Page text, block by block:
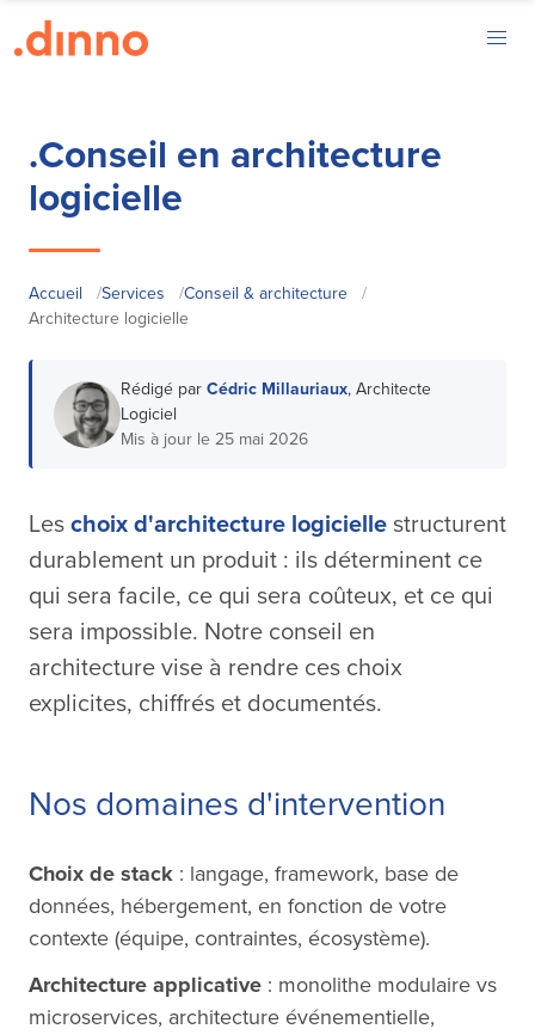
.Conseil en architecture
logicielle
Accueil /Services /Conseil & architecture
/
Architecture logicielle
Rédigé par Cédric Millauriaux, Architecte
Logiciel
Mis à jour le 25 mai 2026
Les choix d'architecture logicielle structurent
durablement un produit : ils déterminent ce
qui sera facile, ce qui sera coûteux, et ce qui
sera impossible. Notre conseil en
architecture vise à rendre ces choix
explicites, chiffrés et documentés.
Nos domaines d'intervention
Choix de stack : langage, framework, base de
données, hébergement, en fonction de votre
contexte (équipe, contraintes, écosystème).
Architecture applicative : monolithe modulaire vs
microservices, architecture événementielle,